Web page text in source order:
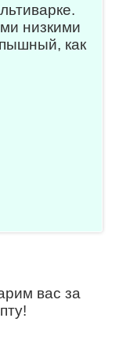
низкими
как
вас за